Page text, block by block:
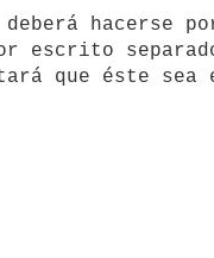
escrito
que éste sea